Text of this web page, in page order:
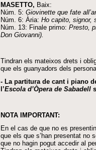
MASETTO, Baix:
Núm. 5: Giovinette que fate
Núm. 6: Ària: Ho capito, signor,
Núm. 13: Finale primo: Presto,
Don Giovanni).
Tindran els mateixos drets i
que els guanyadors dels
- La partitura de cant i piano
l’Escola d’Òpera de Sabadell
NOTA IMPORTANT:
En el cas de que no es
que els que s’han presentat no
que no hagin pogut accedir al